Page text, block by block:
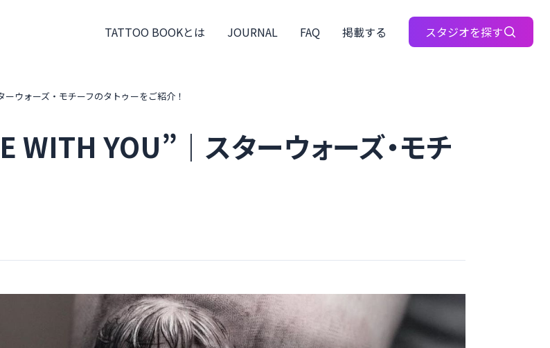
TATTOO BOOKとは JOURNAL FAQ 掲載する スタジオを探す
ーウォーズ・モチーフのタトゥーをご紹介！
WITH YOU”｜スターウォーズ・モチ